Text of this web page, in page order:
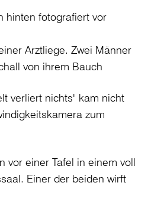
verliert nichts" kam nicht
zum